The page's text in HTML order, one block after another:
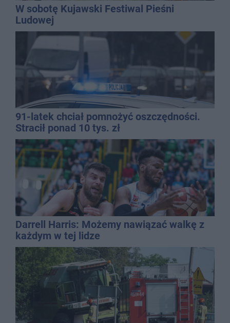
W sobotę Kujawski Festiwal Pieśni
Ludowej
91-latek chciał pomnożyć oszczędności.
Stracił ponad 10 tys. zł
Darrell Harris: Możemy nawiązać walkę z
każdym w tej lidze